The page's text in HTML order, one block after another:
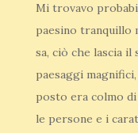
Mi trovavo
paesino tranquillo
sa, ciò che lascia
paesaggi
posto era colmo
le persone e i